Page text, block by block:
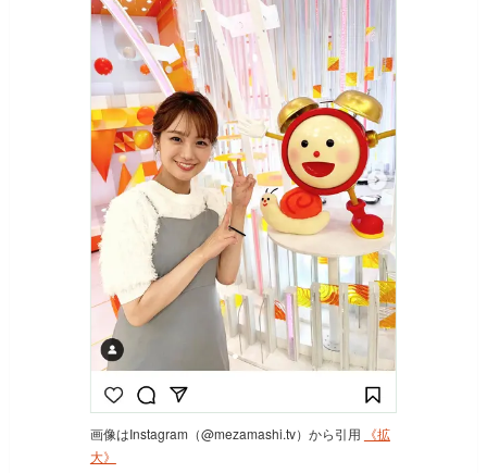
画像はInstagram（@mezamashi.tv）から引用
《拡
大》